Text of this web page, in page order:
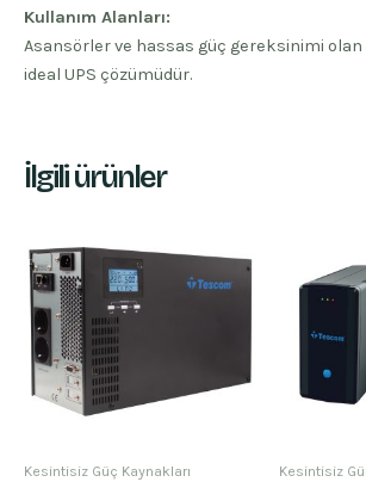
Kullanım Alanları:
Asansörler ve hassas güç gereksinimi
ideal UPS çözümüdür.
İlgili ürünler
Kesintisiz Güç Kaynakları Kesintisiz